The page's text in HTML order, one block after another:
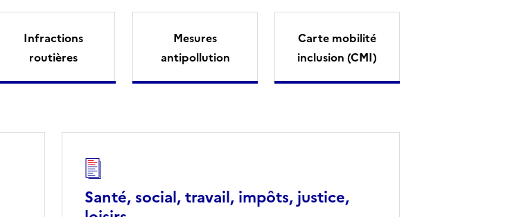
Infractions
routières
Mesures
antipollution
Carte mobilité
inclusion (CMI)
Santé, social, travail, impôts, justice,